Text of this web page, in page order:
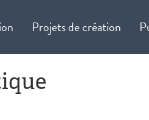
Projets de création